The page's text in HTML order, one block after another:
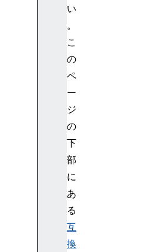
い
。
こ
の
ペ
ー
ジ
の
下
部
に
あ
る
互
換